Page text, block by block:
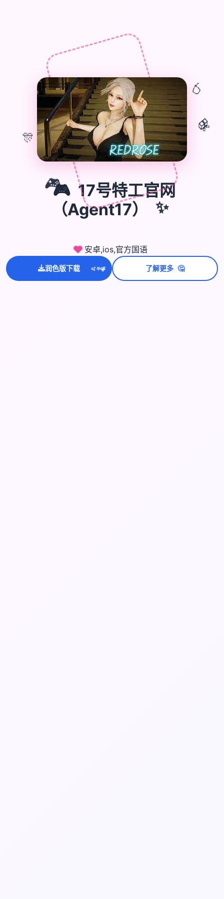
🎮🎮 17号特工官网
（Agent17）
✨
安卓,ios,官方国语
润色版下载 ✨
⭐💫 了解更多 🤔
🎈
🎊 🎁